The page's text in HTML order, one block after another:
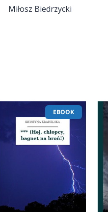
Miłosz Biedrzycki
EBOOK